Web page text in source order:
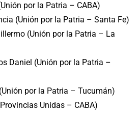
por la Patria – CABA)
(Unión por la Patria – Santa Fe)
(Unión por la Patria – La
Daniel (Unión por la Patria –
por la Patria – Tucumán)
Unidas – CABA)